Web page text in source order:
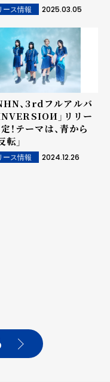
ース情報 2025.03.05
、3rdフルアルバ
」リリー
！テーマは、青から
転」
ース情報 2024.12.26